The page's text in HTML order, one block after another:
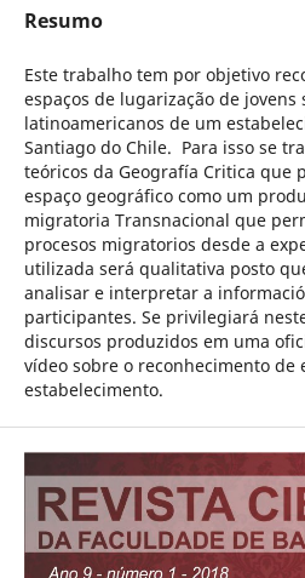
Resumo
Este trabalho tem por objetivo
espaços de lugarização de
latinoamericanos de um
Santiago do Chile. Para isso se
teóricos da Geografía Critica que
espaço geográfico como um
migratoria Transnacional que
procesos migratorios desde a
utilizada será qualitativa posto
analisar e interpretar a
participantes. Se privilegiará
discursos produzidos em uma
vídeo sobre o reconhecimento de
estabelecimento.